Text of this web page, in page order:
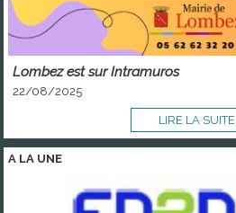
Lombez est sur Intramuros
22/08/2025
LIRE LA SUITE
A LA UNE